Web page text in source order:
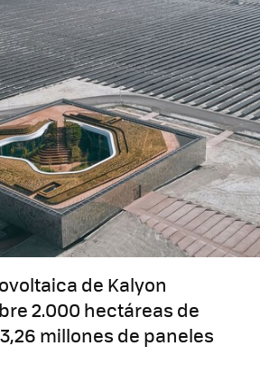
de Kalyon
2.000 hectáreas de
millones de paneles